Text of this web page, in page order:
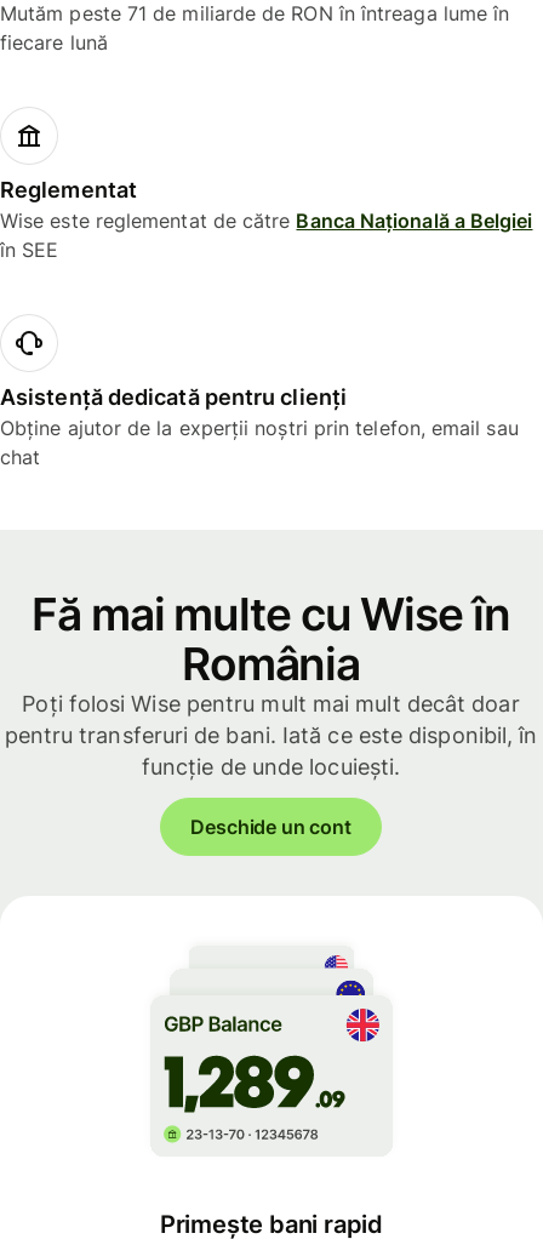
Mutăm peste 71 de miliarde de RON în întreaga lume în
fiecare lună
Reglementat
Wise este reglementat de către Banca Națională a Belgiei
în SEE
Asistență dedicată pentru clienți
Obține ajutor de la experții noștri prin telefon, email sau
chat
Fă mai multe cu Wise în
România
Poți folosi Wise pentru mult mai mult decât doar
pentru transferuri de bani. Iată ce este disponibil, în
funcție de unde locuiești.
Deschide un cont
Primește bani rapid